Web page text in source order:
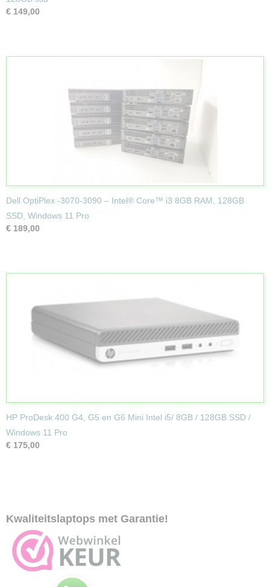
€ 149,00
Dell OptiPlex -3070-3090 – Intel® Core™ i3 8GB RAM, 128GB
SSD, Windows 11 Pro
€ 189,00
HP ProDesk 400 G4, G5 en G6 Mini Intel i5/ 8GB / 128GB SSD /
Windows 11 Pro
€ 175,00
Kwaliteitslaptops met Garantie!